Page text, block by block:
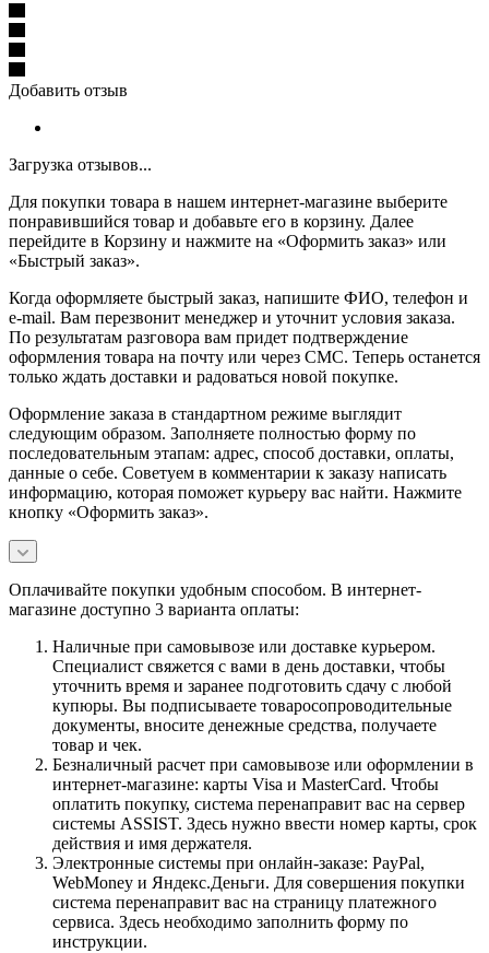
Добавить отзыв
Загрузка отзывов...
Для покупки товара в нашем интернет-магазине выберите
понравившийся товар и добавьте его в корзину. Далее
перейдите в Корзину и нажмите на «Оформить заказ» или
«Быстрый заказ».
Когда оформляете быстрый заказ, напишите ФИО, телефон и
e-mail. Вам перезвонит менеджер и уточнит условия заказа.
По результатам разговора вам придет подтверждение
оформления товара на почту или через СМС. Теперь останется
только ждать доставки и радоваться новой покупке.
Оформление заказа в стандартном режиме выглядит
следующим образом. Заполняете полностью форму по
последовательным этапам: адрес, способ доставки, оплаты,
данные о себе. Советуем в комментарии к заказу написать
информацию, которая поможет курьеру вас найти. Нажмите
кнопку «Оформить заказ».
Оплачивайте покупки удобным способом. В интернет-
магазине доступно 3 варианта оплаты:
Наличные при самовывозе или доставке курьером.
Специалист свяжется с вами в день доставки, чтобы
уточнить время и заранее подготовить сдачу с любой
купюры. Вы подписываете товаросопроводительные
документы, вносите денежные средства, получаете
товар и чек.
Безналичный расчет при самовывозе или оформлении в
интернет-магазине: карты Visa и MasterCard. Чтобы
оплатить покупку, система перенаправит вас на сервер
системы ASSIST. Здесь нужно ввести номер карты, срок
действия и имя держателя.
Электронные системы при онлайн-заказе: PayPal,
WebMoney и Яндекс.Деньги. Для совершения покупки
система перенаправит вас на страницу платежного
сервиса. Здесь необходимо заполнить форму по
инструкции.